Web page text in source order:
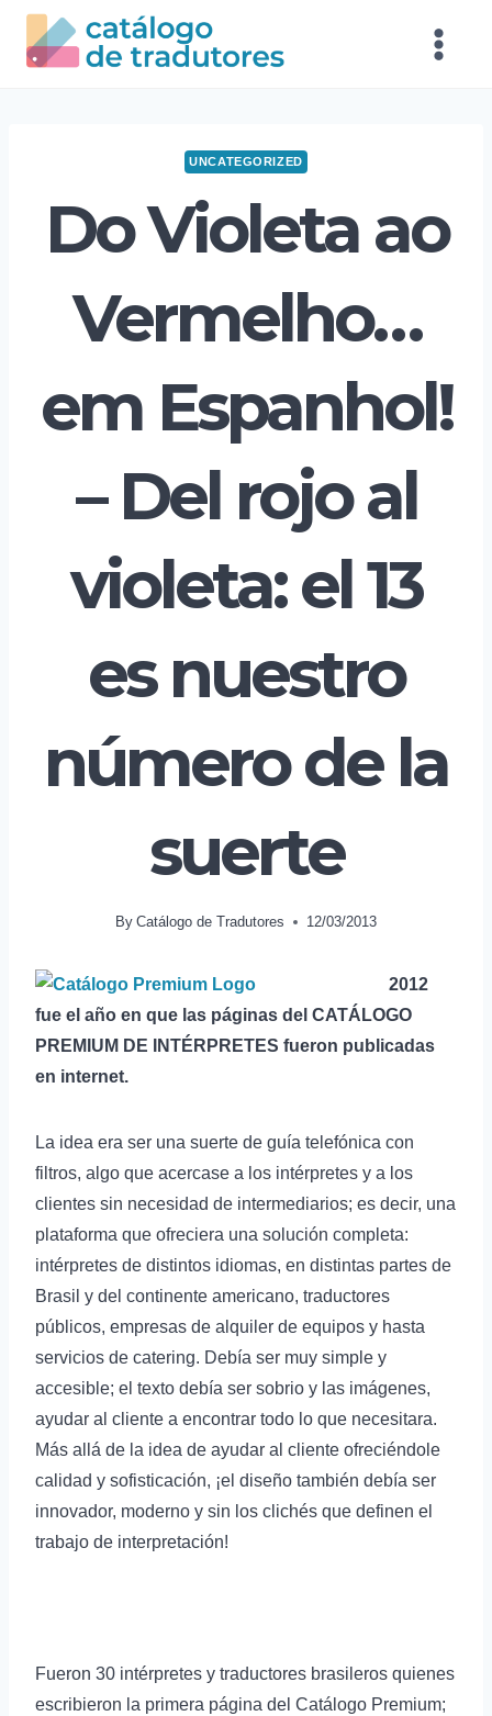
UNCATEGORIZED
Do Violeta ao
Vermelho…
em Espanhol!
– Del rojo al
violeta: el 13
es nuestro
número de la
suerte
By Catálogo de Tradutores 12/03/2013
2012
fue el año en que las páginas del CATÁLOGO
PREMIUM DE INTÉRPRETES fueron publicadas
en internet.
La idea era ser una suerte de guía telefónica con
filtros, algo que acercase a los intérpretes y a los
clientes sin necesidad de intermediarios; es decir, una
plataforma que ofreciera una solución completa:
intérpretes de distintos idiomas, en distintas partes de
Brasil y del continente americano, traductores
públicos, empresas de alquiler de equipos y hasta
servicios de catering. Debía ser muy simple y
accesible; el texto debía ser sobrio y las imágenes,
ayudar al cliente a encontrar todo lo que necesitara.
Más allá de la idea de ayudar al cliente ofreciéndole
calidad y sofisticación, ¡el diseño también debía ser
innovador, moderno y sin los clichés que definen el
trabajo de interpretación!
Fueron 30 intérpretes y traductores brasileros quienes
escribieron la primera página del Catálogo Premium;